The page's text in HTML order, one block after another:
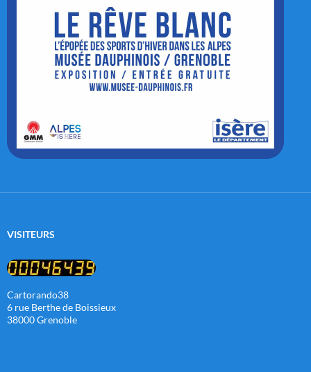
VISITEURS
Cartorando38
6 rue Berthe de Boissieux
38000 Grenoble